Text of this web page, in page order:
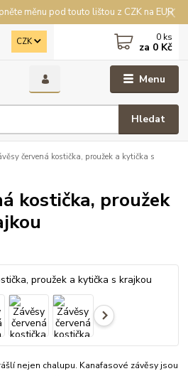
měnu pod touto lištou z CZK na EUR
Menu
CZK
Hledat
0 ks
za 0 Kč
červená kostička, proužek a kytička s
kostička, proužek
nejen chalupu. Kanafasové závěsy jsou